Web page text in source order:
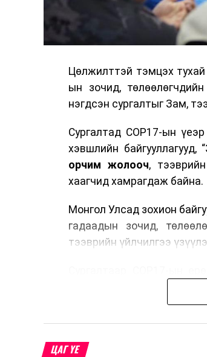
Цөлжилттэй тэмцэх
ын зочид,
нэгдсэн сургалтыг Зам,
Сургалтад COP17-ын
хэвшлийн байгууллагууд,
орчим жолооч,
хаагчид хамрагдаж байна.
Монгол Улсад зохион
гадаадын зочид,
тээврийн үйлчилгээ
зочид, төлөөлөгчдийн
хариуцлага, сахилга
Түүнчлэн зочдыг нисэх
ЦАГ ҮЕ